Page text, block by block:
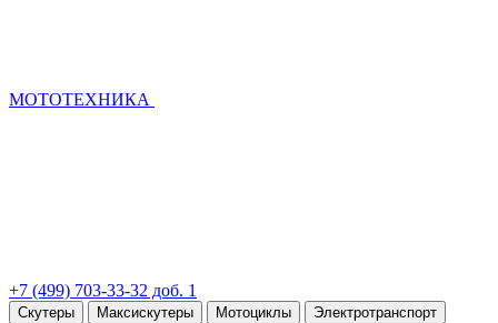
МОТОТЕХНИКА
+7 (499) 703-33-32 доб. 1
Скутеры Максискутеры Мотоциклы
Электротранспорт